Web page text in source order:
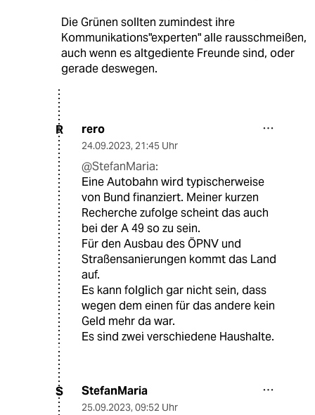
Die Grünen sollten zumindest ihre
Kommunikations"experten" alle rausschmeißen,
auch wenn es altgediente Freunde sind, oder
gerade deswegen.
R rero
24.09.2023, 21:45 Uhr
@StefanMaria:
Eine Autobahn wird typischerweise
von Bund finanziert. Meiner kurzen
Recherche zufolge scheint das auch
bei der A 49 so zu sein.
Für den Ausbau des ÖPNV und
Straßensanierungen kommt das Land
auf.
Es kann folglich gar nicht sein, dass
wegen dem einen für das andere kein
Geld mehr da war.
Es sind zwei verschiedene Haushalte.
S StefanMaria
25.09.2023, 09:52 Uhr